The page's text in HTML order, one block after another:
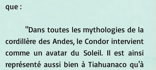
que :
cordillère des Andes, le Condor intervient
comme un avatar du Soleil. Il est ainsi
représenté aussi bien à Tiahuanaco qu'à